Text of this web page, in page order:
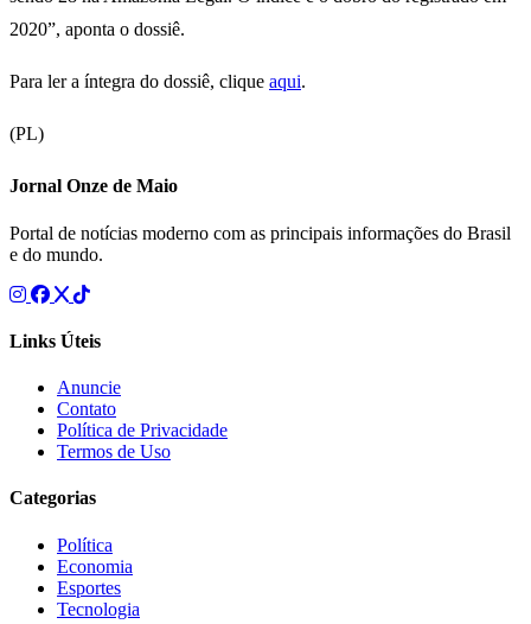
2020”, aponta o dossiê.
Para ler a íntegra do dossiê, clique aqui.
(PL)
Jornal Onze de Maio
Portal de notícias moderno com as principais informações do Brasil
e do mundo.
Links Úteis
Anuncie
Contato
Política de Privacidade
Termos de Uso
Categorias
Política
Economia
Esportes
Tecnologia